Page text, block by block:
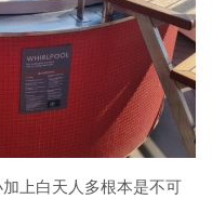
上白天人多根本是不可